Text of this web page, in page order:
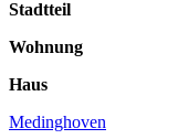
Stadtteil
Wohnung
Haus
Medinghoven